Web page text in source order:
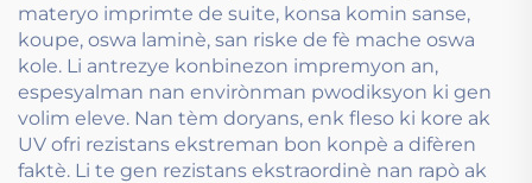
materyo imprimte de suite, konsa komin sanse,
koupe, oswa laminè, san riske de fè mache oswa
kole. Li antrezye konbinezon impremyon an,
espesyalman nan envirònman pwodiksyon ki gen
volim eleve. Nan tèm doryans, enk fleso ki kore ak
UV ofri rezistans ekstreman bon konpè a difèren
faktè. Li te gen rezistans ekstraordinè nan rapò ak